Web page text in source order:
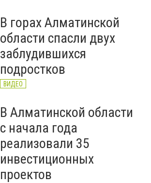
В горах Алматинской
области спасли двух
заблудившихся
подростков
ВИДЕО
В Алматинской области
с начала года
реализовали 35
инвестиционных
проектов